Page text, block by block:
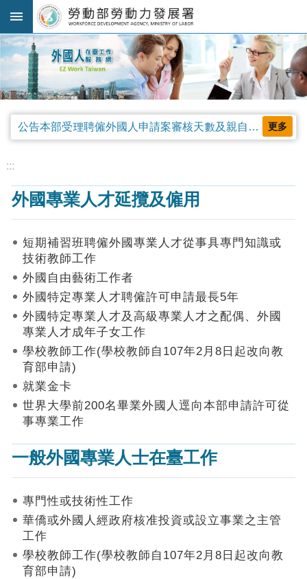
跳到主要內容區塊
進
階
搜
尋
規
公
告
及
釋
查
作
申
及
工
知
機
:::
公告本部受理聘僱外國人申請案審核天數及親自領件相關事項，並自中華民國115年4月13日生效。 更多
:::
外國專業人才延攬及僱用
短期補習班聘僱外國專業人才從事具專門知識或
技術教師工作
外國自由藝術工作者
外國特定專業人才聘僱許可申請最長5年
外國特定專業人才及高級專業人才之配偶、外國
專業人才成年子女工作
學校教師工作(學校教師自107年2月8日起改向教
育部申請)
就業金卡
世界大學前200名畢業外國人逕向本部申請許可從
事專業工作
一般外國專業人士在臺工作
專門性或技術性工作
華僑或外國人經政府核准投資或設立事業之主管
工作
學校教師工作(學校教師自107年2月8日起改向教
育部申請)